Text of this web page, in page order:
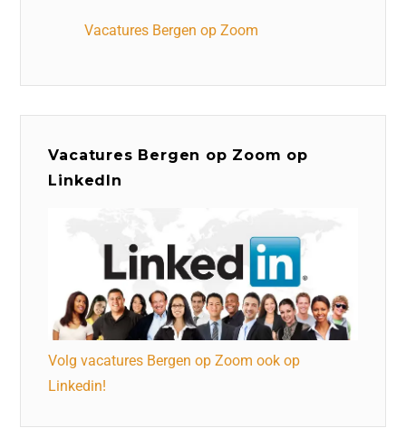
Vacatures Bergen op Zoom
Vacatures Bergen op Zoom op
LinkedIn
Volg vacatures Bergen op Zoom ook op
Linkedin!